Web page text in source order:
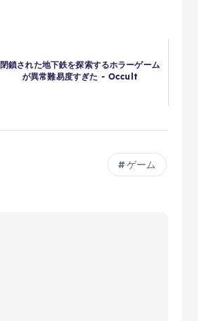
閉鎖された地下鉄を探索するホラーゲーム
が異常難易度すぎた - Occult
ゲーム